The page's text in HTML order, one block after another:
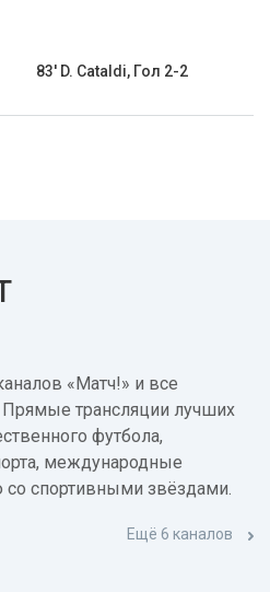
83' D. Cataldi, Гол 2-2
«Матч!» и все
Прямые трансляции лучших
футбола,
международные
со спортивными звёздами.
Ещё 6 каналов